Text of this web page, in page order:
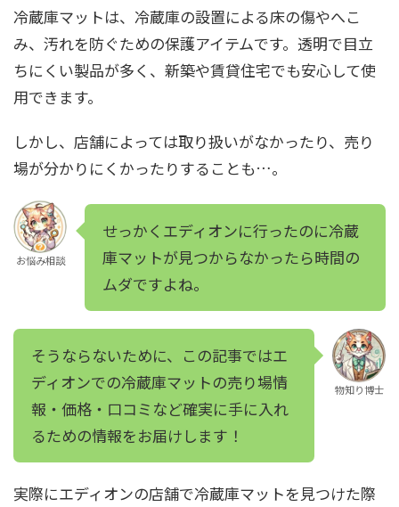
冷蔵庫マットは、冷蔵庫の設置による床の傷やへこ
み、汚れを防ぐための保護アイテムです。透明で目立
ちにくい製品が多く、新築や賃貸住宅でも安心して使
用できます。
しかし、店舗によっては取り扱いがなかったり、売り
場が分かりにくかったりすることも…。
お悩み相談
せっかくエディオンに行ったのに冷蔵
庫マットが見つからなかったら時間の
ムダですよね。
そうならないために、この記事ではエ
ディオンでの冷蔵庫マットの売り場情
報・価格・口コミなど確実に手に入れ
るための情報をお届けします！
物知り博士
実際にエディオンの店舗で冷蔵庫マットを見つけた際